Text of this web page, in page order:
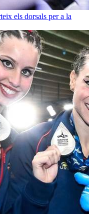
els dorsals per a la